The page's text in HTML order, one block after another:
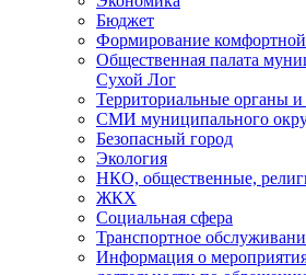
Бюджет
Формирование
Общественная палата
Сухой Лог
Территориальные органы и
СМИ муниципального
Безопасный город
Экология
НКО, общественные,
ЖКХ
Социальная сфера
Транспортное
Информация о